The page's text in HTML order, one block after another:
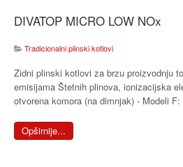
DIVATOP MICRO LOW NOx
Tradicionalni plinski kotlovi
Zidni plinski kotlovi za brzu proizvodnju
emisijama Štetnih plinova, ionizacijska
otvorena komora (na dimnjak) - Modeli
Opširnije...